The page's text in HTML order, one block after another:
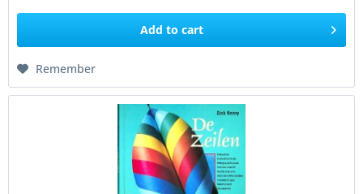
Add to cart
Remember